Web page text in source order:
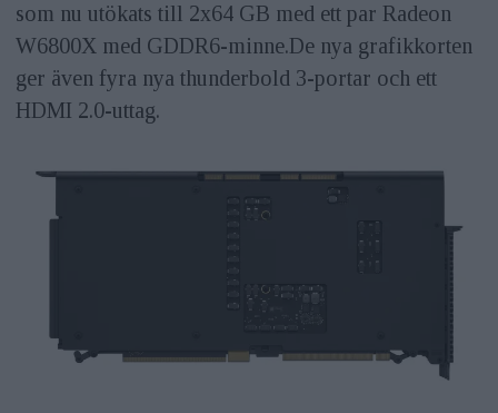
som nu utökats till 2x64 GB med ett par Radeon
W6800X med GDDR6-minne.De nya grafikkorten
ger även fyra nya thunderbold 3-portar och ett
HDMI 2.0-uttag.